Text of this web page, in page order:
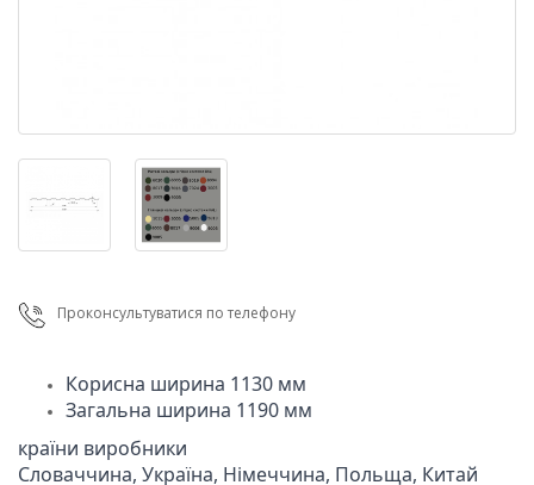
Проконсультуватися по телефону
Загальна ширина 1190 мм
країни виробники
Cловаччина, Україна, Німеччина, Польща, Китай